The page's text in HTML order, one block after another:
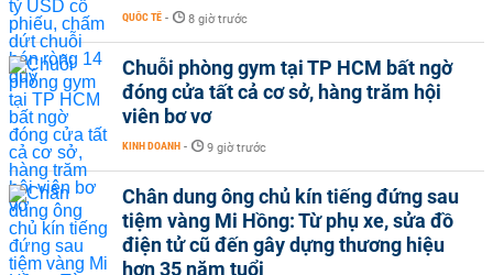
QUỐC TẾ - 8 giờ trước
Chuỗi phòng gym tại TP HCM bất ngờ
đóng cửa tất cả cơ sở, hàng trăm hội
viên bơ vơ
KINH DOANH - 9 giờ trước
Chân dung ông chủ kín tiếng đứng sau
tiệm vàng Mi Hồng: Từ phụ xe, sửa đồ
điện tử cũ đến gây dựng thương hiệu
hơn 35 năm tuổi